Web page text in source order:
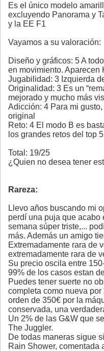
Es el único modelo
excluyendo Panorama y
y la EE F1
Vayamos a su valoración:
Diseño y gráficos: 5 A
en movimiento. Aparecen
Jugabilidad: 3 Izquierda
Originalidad: 3 Es un
mejorado y mucho más
Adicción: 4 Para mi
original
Reto: 4 El modo B es
los grandes retos del top 5
Total: 19/25
¿Quien no desea tener
Rareza:
Llevo años buscando mi
perdí una puja que acabo
semana súper triste,...
más. Además un amigo
Extremadamente rara de
extremadamente rara de
Su precio oscila entre
99% de los casos estan
Puedes tener suerte no
completa como nueva
orden de 350€ por la
conservada, una
Un 2% de las G&W que
The Juggler.
De todas maneras sigue
Rain Shower, comentada